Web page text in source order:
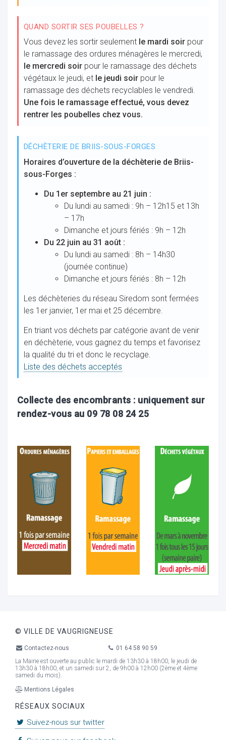
QUAND SORTIR SES POUBELLES ?
Vous devez les sortir seulement le mardi soirpour
le ramassage des ordures ménagères le mercredi,
le mercredi soirpour le ramassage des déchets
végétaux le jeudi, et le jeudi soirpour le
ramassage des déchets recyclables le vendredi.
Une fois le ramassage effectué, vous devez
rentrer les poubelles chez vous.
DÉCHÈTERIE DE BRIIS-SOUS-FORGES
Horaires d’ouverture de la déchèterie de Briis-
sous-Forges :
Du 1er septembre au 21 juin :
Du lundi au samedi : 9h – 12h15 et 13h
– 17h
Dimanche et jours fériés : 9h – 12h
Du 22 juin au 31 août :
Du lundi au samedi : 8h – 14h30
(journée continue)
Dimanche et jours fériés : 8h – 12h
Les déchèteries du réseau Siredom sont fermées
les 1er janvier, 1er mai et 25 décembre.
En triant vos déchets par catégorie avant de venir
en déchèterie, vous gagnez du temps et favorisez
la qualité du tri et donc le recyclage.
Liste des déchets acceptés
Collecte des encombrants : uniquement sur
rendez-vous au 09 78 08 24 25
© VILLE DE VAUGRIGNEUSE
Contactez-nous
01 64 58 90 59
La Mairie est ouverte au public le mardi de 13h30 à 18h00, le jeudi de
13h30 à 18h00, et un samedi sur 2, de 9h00 à 12h00 (2ème et 4ème
samedi du mois).
Mentions Légales
RÉSEAUX SOCIAUX
Suivez-nous sur twitter